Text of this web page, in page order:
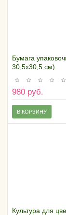
Бумага
30,5х30,5 см)
980 руб.
В КОРЗИНУ
Культура для